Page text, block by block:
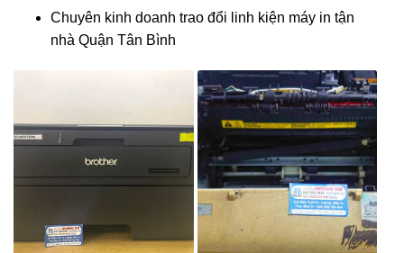
Chuyên kinh doanh trao đổi linh kiện máy in tận
nhà Quận Tân Bình